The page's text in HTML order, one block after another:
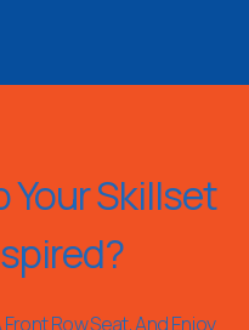
Your Skillset
Row Seat, And Enjoy